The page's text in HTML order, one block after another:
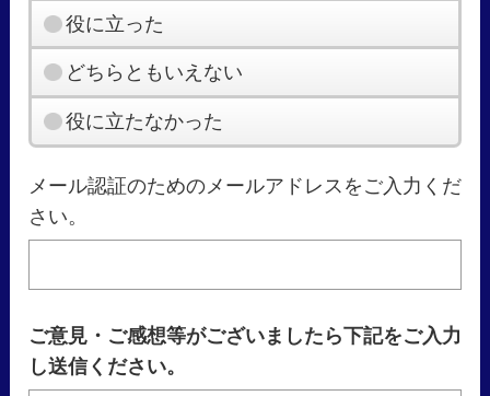
役に立った
どちらともいえない
役に立たなかった
メール認証のためのメールアドレスをご入力くだ
さい。
ご意見・ご感想等がございましたら下記をご入力
し送信ください。